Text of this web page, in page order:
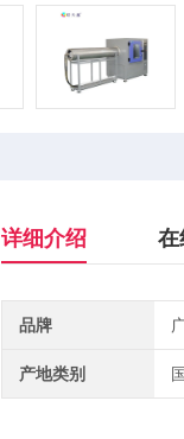
详细介绍 在
品牌
产地类别